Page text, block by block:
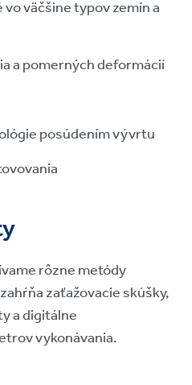
väčšine typov zemín a
a pomerných deformácií
posúdením vývrtu
rôzne metódy
zaťažovacie skúšky,
a digitálne
vykonávania.